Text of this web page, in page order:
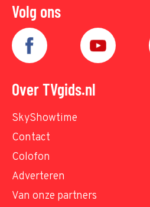
Volg ons
Over TVgids.nl
SkyShowtime
Contact
Colofon
Adverteren
Van onze partners